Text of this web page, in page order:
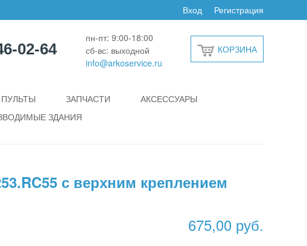
Регистрация
Вход
02-64
пн-пт: 9:00-18:00
сб-вс: выходной
info@arkoservice.ru
КОРЗИНА
ПУЛЬТЫ ЗАПЧАСТИ
АКСЕССУАРЫ
ЗДАНИЯ
с верхним креплением
675,00 руб.